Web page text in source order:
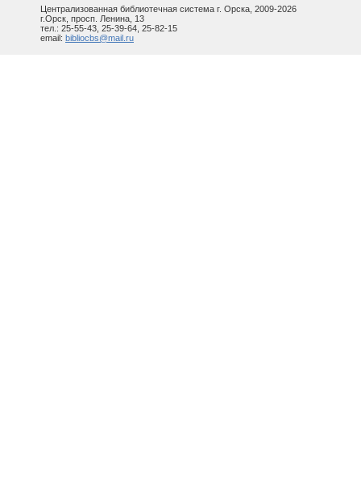
Централизованная библиотечная система г. Орска, 2009-2026
г.Орск, просп. Ленина, 13
тел.: 25-55-43, 25-39-64, 25-82-15
email: bibliocbs@mail.ru